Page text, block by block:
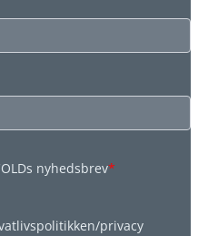
nyhedsbrev*
privacy